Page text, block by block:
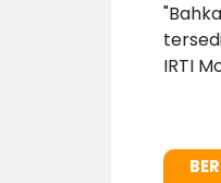
IRTI